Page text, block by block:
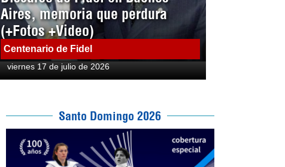
Aires, memoria que perdura
(+Fotos +Video)
Centenario de Fidel
viernes 17 de julio de 2026
Santo Domingo 2026